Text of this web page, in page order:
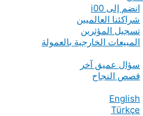
انضم إلى i00
شراكئنا العالميين
تسجيل المؤثرين
المبيعات الخارجية بالعمولة
سؤال عميق آخر
قصص النجاح
English
Türkçe